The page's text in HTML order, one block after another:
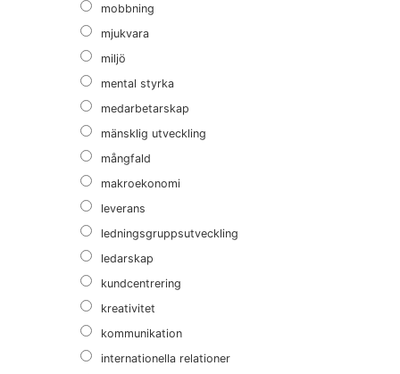
mobbning
mjukvara
miljö
mental styrka
medarbetarskap
mänsklig utveckling
mångfald
makroekonomi
leverans
ledningsgruppsutveckling
ledarskap
kundcentrering
kreativitet
kommunikation
internationella relationer